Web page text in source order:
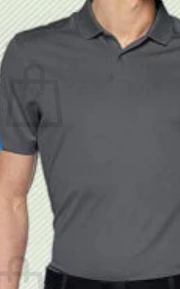
phẩm trong giỏ hàng.
lại cửa hàng
Giỏ hàng